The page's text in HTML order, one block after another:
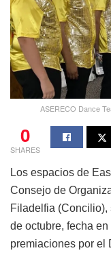
ASERECO Dance
0
SHARES
Los espacios de
Consejo de
Filadelfia
de octubre, fecha
premiaciones por el